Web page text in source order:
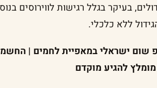
בעיקר בגלל רגישות לווירוסים
ללא כלכלי.